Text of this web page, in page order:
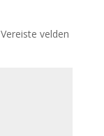
Vereiste velden